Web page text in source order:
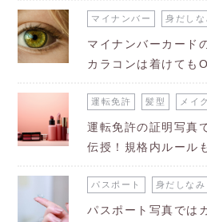
マイナンバー 身だしな
マイナンバーカード
カラコンは着けても
運転免許 髪型 メイク
運転免許の証明写真
伝授！規格内ルール
パスポート 身だしなみ
パスポート写真では